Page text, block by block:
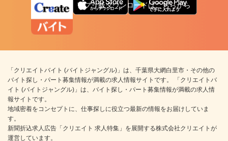
アプリ版ダウンロードはこちらから
「クリエイトバイト (バイトジャングル)」は、千葉県大網白里市・その他の
バイト探し・パート募集情報が満載の求人情報サイトです。 「クリエイトバ
イト (バイトジャングル)」は、バイト探し・パート募集情報が満載の求人情
報サイトです。
地域密着をコンセプトに、仕事探しに役立つ最新の情報をお届けしていま
す。
新聞折込求人広告「クリエイト 求人特集」を展開する株式会社クリエイトが
運営しています。